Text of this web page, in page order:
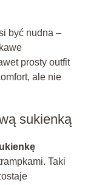
być nudna –
prosty outfit
ale nie
sukienką
Taki